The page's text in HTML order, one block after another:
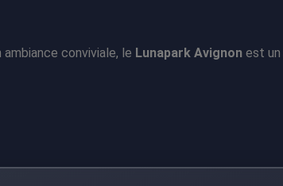
conviviale, le Lunapark Avignon est